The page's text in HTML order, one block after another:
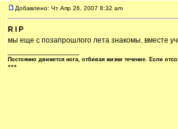
Добавлено: Чт Апр 26, 2007 8:32 am
R I P
мы еще с позапрошлого лета знакомы. вместе
Постоянно движется нога, отбивая жизни течение. Если
***